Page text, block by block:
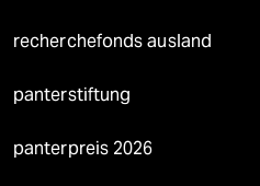
recherchefonds ausland
panterstiftung
panterpreis 2026